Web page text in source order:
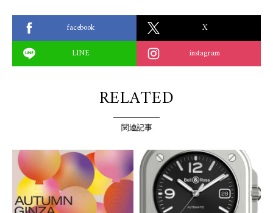
facebook
X
LINE
instagram
RELATED
関連記事